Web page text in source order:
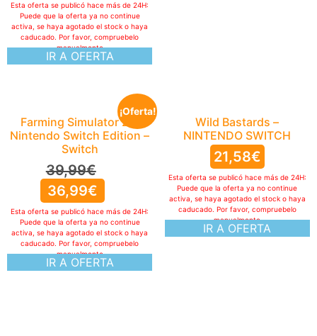
IR A OFERTA
Esta oferta se publicó hace más de 24H:
Puede que la oferta ya no continue
activa, se haya agotado el stock o haya
caducado. Por favor, compruebelo
manualmente
¡Oferta!
Farming Simulator 26:
Nintendo Switch Edition –
Switch
39,99€
36,99€
IR A OFERTA
Esta oferta se publicó hace más de 24H:
Puede que la oferta ya no continue
activa, se haya agotado el stock o haya
caducado. Por favor, compruebelo
manualmente
Wild Bastards –
NINTENDO SWITCH
21,58€
IR A OFERTA
Esta oferta se publicó hace más de 24H:
Puede que la oferta ya no continue
activa, se haya agotado el stock o haya
caducado. Por favor, compruebelo
manualmente